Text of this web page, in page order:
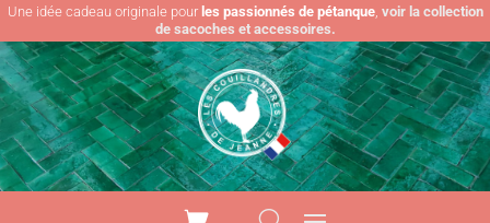
Une idée cadeau originale pour les passionnés de pétanque, voir la collection
de sacoches et accessoires.